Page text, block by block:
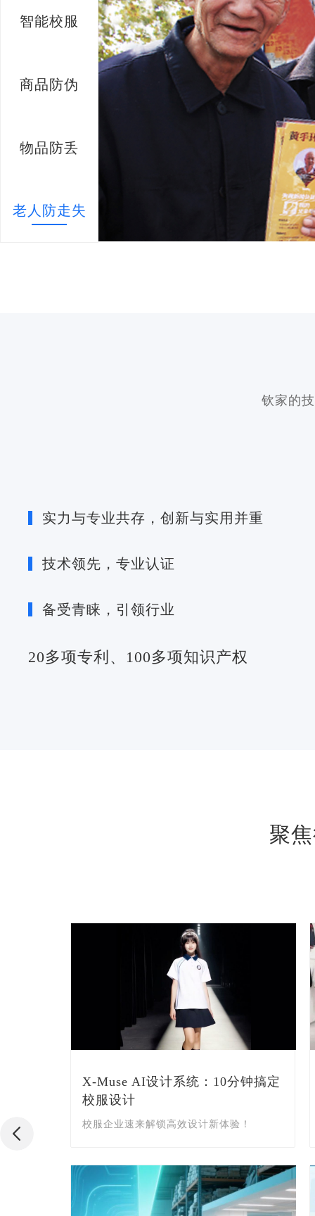
智能校服
商品防伪
物品防丢
老人防走失
钦家的
实力与专业共存，创新与实用并重
技术领先，专业认证
备受青睐，引领行业
20多项专利、100多项知识产权
聚
X-Muse AI设计系统内测体验名额
限时开放！仅限10名！
先到先得，速抢！